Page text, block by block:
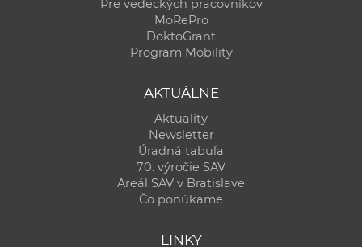
Pre vedeckých pracovníkov
MoRePro
DoktoGrant
Program Mobility
AKTUÁLNE
Aktuality
Newsletter
Úradná tabuľa
70. výročie SAV
Areál SAV v Bratislave
Čo ponúkame
LINKY